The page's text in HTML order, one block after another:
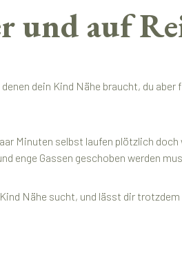
und auf
dein Kind Nähe braucht, du
Minuten selbst laufen plötzlich
enge Gassen geschoben werden
Nähe sucht, und lässt dir